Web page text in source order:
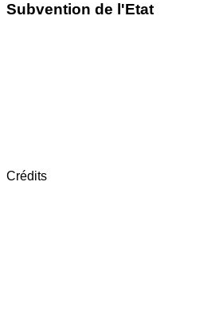
Subvention de l'Etat
Crédits